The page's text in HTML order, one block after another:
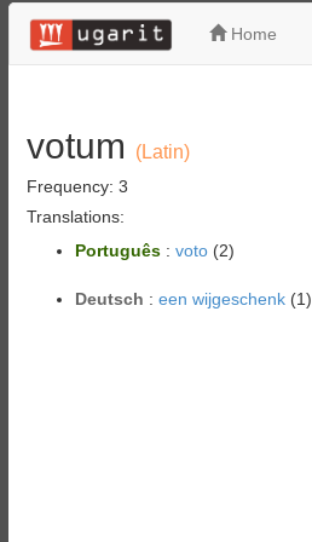
Home
votum (Latin)
Frequency: 3
Translations:
Português : voto(2)
Deutsch : een wijgeschenk(1)